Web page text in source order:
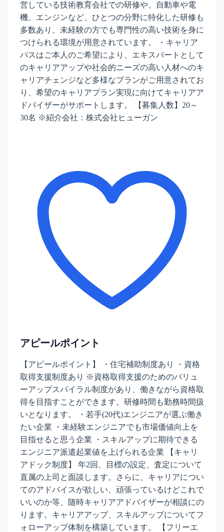
営している技術教育会社での研修や、自動車や電
機、エンジンなど、ひとつの分野に特化した研修も
多数あり、未経験の方でも専門性の高い技術を身に
つけられる環境が用意されています。 ・キャリア
パスはご本人のご希望により、エキスパートとして
のキャリアアップや社会的ニーズの高い人材へのキ
ャリアチェンジなど多様なプランがご用意されてお
り、希望のキャリアプラン実現に向けてキャリアア
ドバイザーがサポートします。 【募集人数】20～
30名 ※紹介会社：株式会社ヒューガン
アピールポイント
【アピールポイント】 ・住宅補助制度あり ・資格
取得支援制度あり ※資格取得支援のためのバリュ
ーアップスパイラル制度があり、働きながら資格取
得を目指すことができます。研修時間も勤務時間扱
いとなります。 ・若手(20代)エンジニアが選ぶ働き
たい企業 ・未経験エンジニアでも市場価値向上を
目指せると思う企業 ・スキルアップに期待できる
エンジニア派遣起業値を上げられる企業 【キャリ
アドック制度】 年2回、目標の設定、査定について
直属の上司と面談します。さらに、キャリアについ
てのアドバイスが欲しい、頑張っているけどこれで
いいのか等、随時キャリアアドバイザーが相談にの
ります。キャリアアップ、スキルアップについてフ
ォローアップ体制を構築しています。 【フリーエ